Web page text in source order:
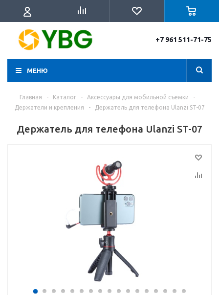
+7 961 511-71-75
МЕНЮ
Главная - Каталог - Аксессуары для мобильной съемки
-
Держатели и крепления
- Держатель для телефона Ulanzi ST-07
Держатель для телефона Ulanzi ST-07